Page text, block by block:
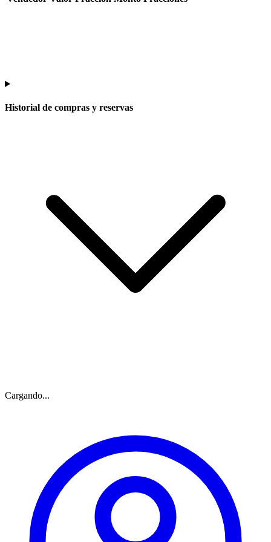
Historial de compras y reservas
Cargando...